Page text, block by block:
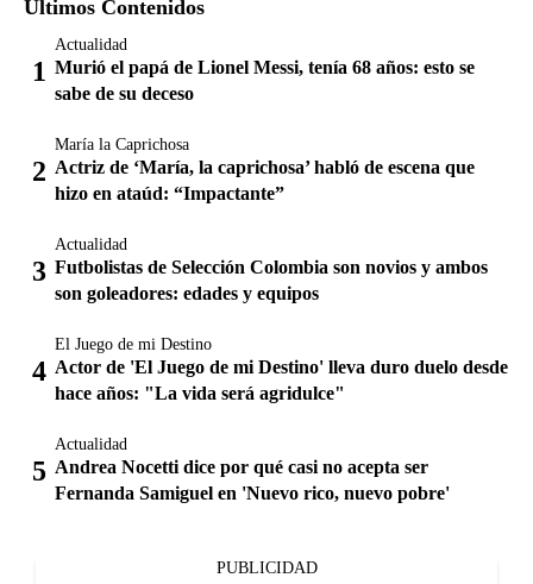
Últimos Contenidos
Actualidad
Murió el papá de Lionel Messi, tenía 68 años: esto se
sabe de su deceso
María la Caprichosa
Actriz de ‘María, la caprichosa’ habló de escena que
hizo en ataúd: “Impactante”
Actualidad
Futbolistas de Selección Colombia son novios y ambos
son goleadores: edades y equipos
El Juego de mi Destino
Actor de 'El Juego de mi Destino' lleva duro duelo desde
hace años: "La vida será agridulce"
Actualidad
Andrea Nocetti dice por qué casi no acepta ser
Fernanda Samiguel en 'Nuevo rico, nuevo pobre'
PUBLICIDAD